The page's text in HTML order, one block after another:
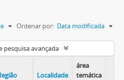
Ordenar por: Data modificada
pesquisa avançada
Localidade
área
temática